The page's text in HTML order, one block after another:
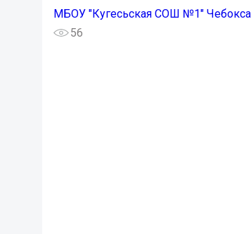
МБОУ "Кугесьская СОШ №1"
56